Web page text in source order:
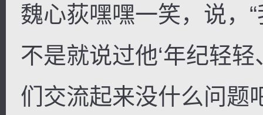
魏心荻嘿嘿一笑，说，
不是就说过他‘年纪轻
们交流起来没什么问题